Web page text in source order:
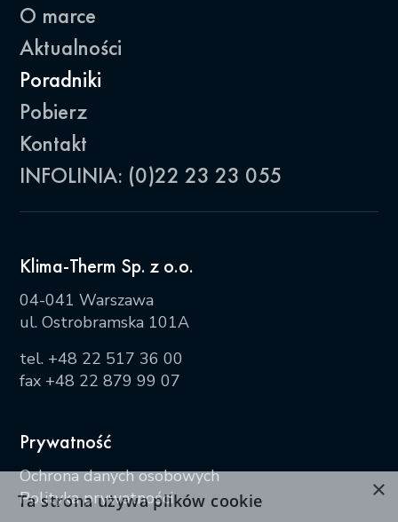
O marce
Aktualności
Poradniki
Pobierz
Kontakt
INFOLINIA: (0)22 23 23 055
Klima-Therm Sp. z o.o.
04-041 Warszawa
ul. Ostrobramska 101A
tel. +48 22 517 36 00
fax +48 22 879 99 07
Prywatność
Ochrona danych osobowych
Polityka prywatności
×
Ta strona używa plików cookie